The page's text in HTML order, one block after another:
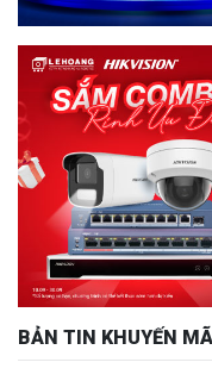
BẢN TIN KHUYẾN MÃI